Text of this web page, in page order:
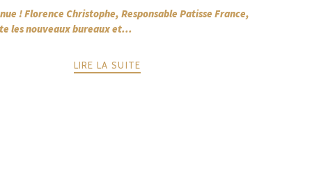
! Florence Christophe, Responsable Patisse France,
les nouveaux bureaux et...
LIRE LA SUITE